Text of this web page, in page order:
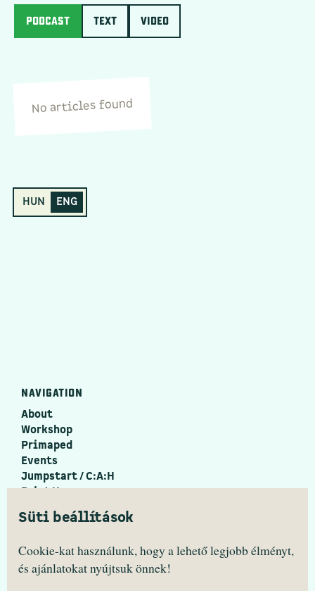
PODCAST Text Video
No articles found
HUN ENG
NAVIGATION
About
Workshop
Primaped
Events
Jumpstart / C:A:H
Print House
PrimaZine
Festival ↗
PRIMANIMA
facebook/primanima.hungary
Süti beállítások
Cookie-kat használunk, hogy a lehető legjobb élményt,
és ajánlatokat nyújtsuk önnek!